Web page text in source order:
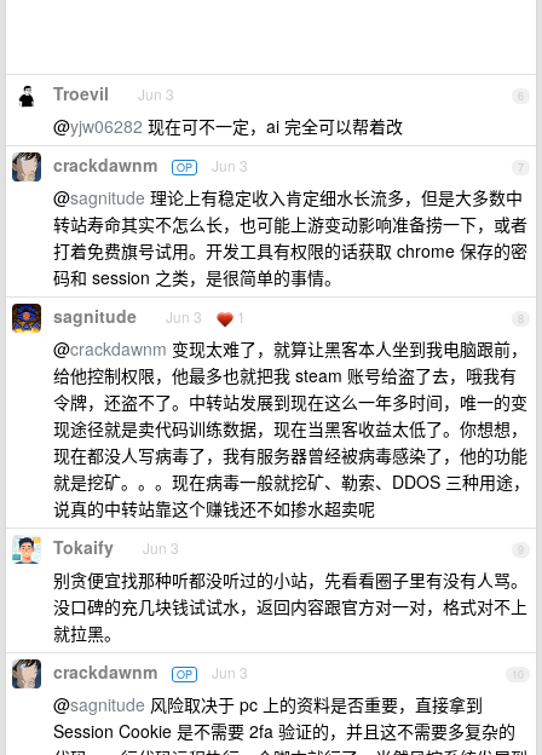
6
Troevil Jun 3
@yjw06282 现在可不一定，ai 完全可以帮着改
7
crackdawnm OP Jun 3
@sagnitude 理论上有稳定收入肯定细水长流多，但是大多数中
转站寿命其实不怎么长，也可能上游变动影响准备捞一下，或者
打着免费旗号试用。开发工具有权限的话获取 chrome 保存的密
码和 session 之类，是很简单的事情。
8
sagnitude Jun 3 1
@crackdawnm 变现太难了，就算让黑客本人坐到我电脑跟前，
给他控制权限，他最多也就把我 steam 账号给盗了去，哦我有
令牌，还盗不了。中转站发展到现在这么一年多时间，唯一的变
现途径就是卖代码训练数据，现在当黑客收益太低了。你想想，
现在都没人写病毒了，我有服务器曾经被病毒感染了，他的功能
就是挖矿。。。现在病毒一般就挖矿、勒索、DDOS 三种用途，
说真的中转站靠这个赚钱还不如掺水超卖呢
9
Tokaify Jun 3
别贪便宜找那种听都没听过的小站，先看看圈子里有没有人骂。
没口碑的充几块钱试试水，返回内容跟官方对一对，格式对不上
就拉黑。
10
crackdawnm OP Jun 3
@sagnitude 风险取决于 pc 上的资料是否重要，直接拿到
Session Cookie 是不需要 2fa 验证的，并且这不需要多复杂的